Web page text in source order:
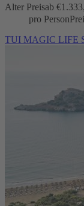
Alter Preisab €
pro Person
TUI MAGIC LIFE